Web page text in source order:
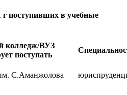
поступивших в учебные
колледж/ВУЗ
поступать
С.Аманжолова